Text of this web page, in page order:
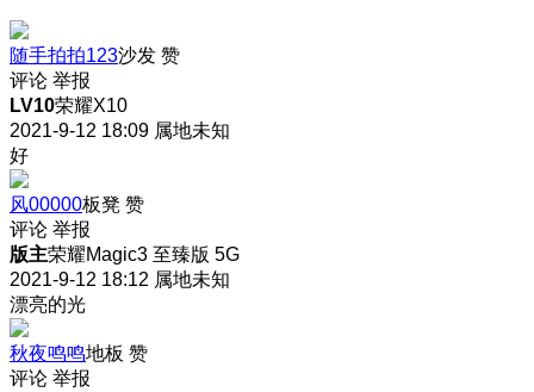
随手拍拍123沙发 赞
评论 举报
LV10荣耀X10
2021-9-12 18:09 属地未知
好
风00000板凳 赞
评论 举报
版主荣耀Magic3 至臻版 5G
2021-9-12 18:12 属地未知
漂亮的光
秋夜鸣鸣地板 赞
评论 举报